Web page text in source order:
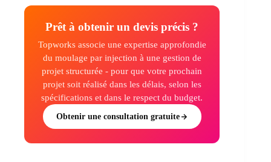
Prêt à obtenir un devis précis ?
Topworks associe une expertise approfondie
du moulage par injection à une gestion de
projet structurée - pour que votre prochain
projet soit réalisé dans les délais, selon les
spécifications et dans le respect du budget.
Obtenir une consultation gratuite